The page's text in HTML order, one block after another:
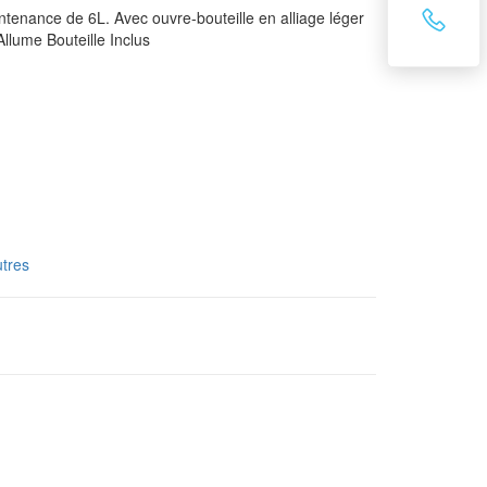
de 6L. Avec ouvre-bouteille en alliage léger
Bouteille Inclus